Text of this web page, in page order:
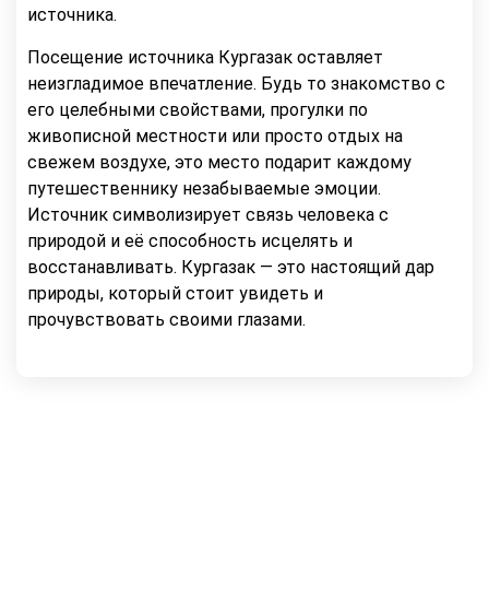
источника.
Посещение источника Кургазак оставляет
неизгладимое впечатление. Будь то знакомство с
его целебными свойствами, прогулки по
живописной местности или просто отдых на
свежем воздухе, это место подарит каждому
путешественнику незабываемые эмоции.
Источник символизирует связь человека с
природой и её способность исцелять и
восстанавливать. Кургазак — это настоящий дар
природы, который стоит увидеть и
прочувствовать своими глазами.